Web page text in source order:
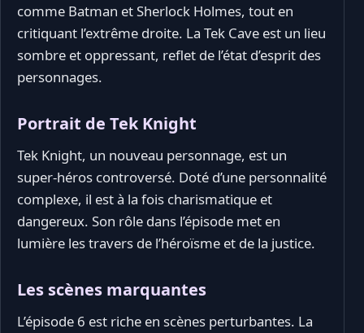
comme Batman et Sherlock Holmes, tout en
critiquant l’extrême droite. La Tek Cave est un lieu
sombre et oppressant, reflet de l’état d’esprit des
personnages.
Portrait de Tek Knight
Tek Knight, un nouveau personnage, est un
super-héros controversé. Doté d’une personnalité
complexe, il est à la fois charismatique et
dangereux. Son rôle dans l’épisode met en
lumière les travers de l’héroïsme et de la justice.
Les scènes marquantes
L’épisode 6 est riche en scènes perturbantes. La